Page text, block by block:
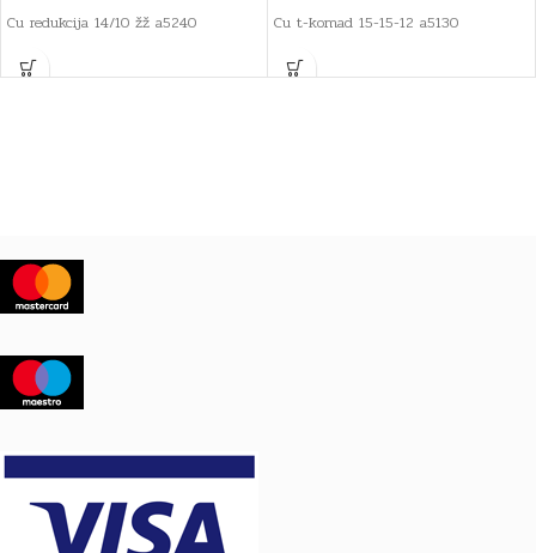
Cu redukcija 14/10 žž a5240
Cu t-komad 15-15-12 a5130